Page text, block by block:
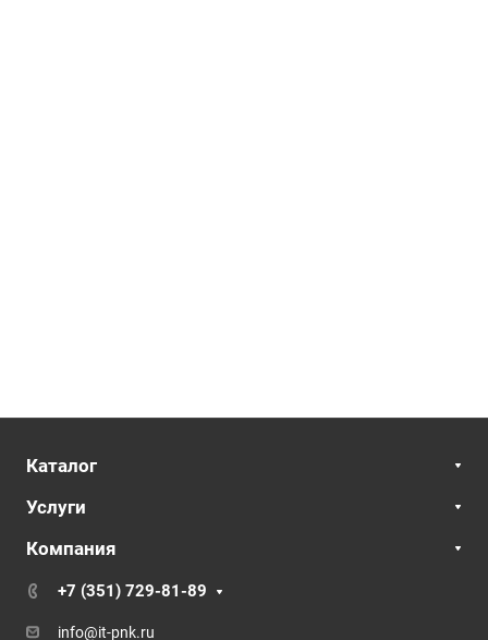
Каталог
Услуги
Компания
+7 (351) 729-81-89
info@it-pnk.ru